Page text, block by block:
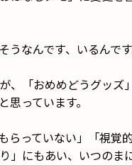
なんです、いるんです
「おめめどうグッ
っています。
っていない」「視
にもあい、いつのま